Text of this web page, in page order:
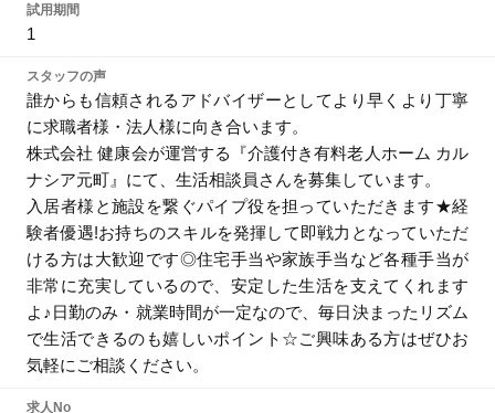
試用期間
1
スタッフの声
誰からも信頼されるアドバイザーとしてより早くより丁寧
に求職者様・法人様に向き合います。
株式会社 健康会が運営する『介護付き有料老人ホーム カル
ナシア元町』にて、生活相談員さんを募集しています。
入居者様と施設を繋ぐパイプ役を担っていただきます★経
験者優遇!お持ちのスキルを発揮して即戦力となっていただ
ける方は大歓迎です◎住宅手当や家族手当など各種手当が
非常に充実しているので、安定した生活を支えてくれます
よ♪日勤のみ・就業時間が一定なので、毎日決まったリズム
で生活できるのも嬉しいポイント☆ご興味ある方はぜひお
気軽にご相談ください。
求人No